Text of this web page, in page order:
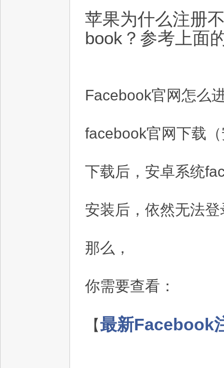
苹果为什么注册
book？参考上面
Facebook官网怎么
facebook官网下载
下载后，安卓系统
安装后，依然无法登
那么，
你需要查看：
【最新Facebook